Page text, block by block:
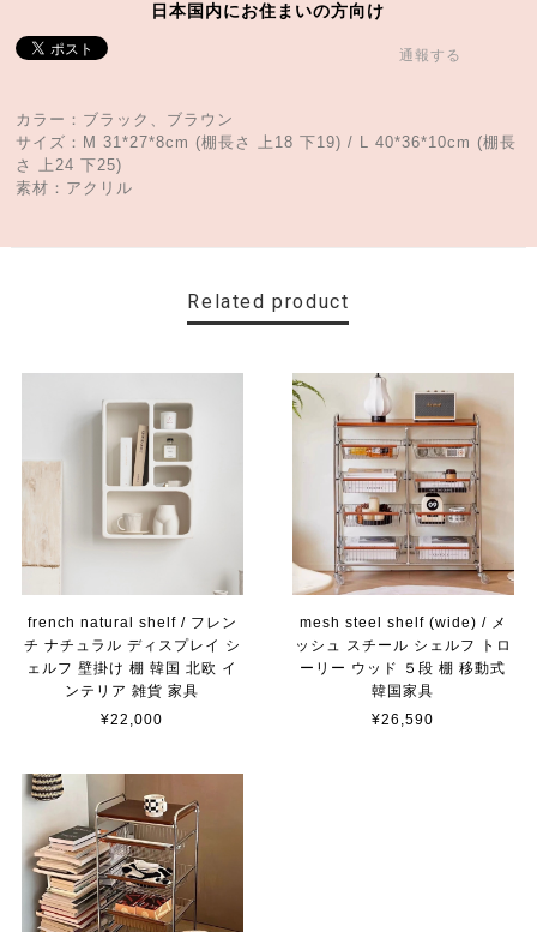
日本国内にお住まいの方向け
通報する
カラー：ブラック、ブラウン
サイズ：M 31*27*8cm (棚長さ 上18 下19) / L 40*36*10cm (棚長
さ 上24 下25)
素材：アクリル
Related product
french natural shelf / フレン
チ ナチュラル ディスプレイ シ
ェルフ 壁掛け 棚 韓国 北欧 イ
ンテリア 雑貨 家具
¥22,000
mesh steel shelf (wide) / メ
ッシュ スチール シェルフ トロ
ーリー ウッド ５段 棚 移動式
韓国家具
¥26,590